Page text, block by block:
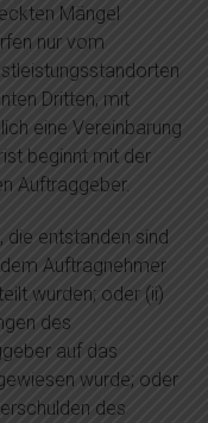
Mängel
nur vom
Dritten, mit
eine Vereinbarung
beginnt mit der
Auftraggeber.
die entstanden sind
Auftragnehmer
wurden; oder (ii)
des
auf das
wurde; oder
des